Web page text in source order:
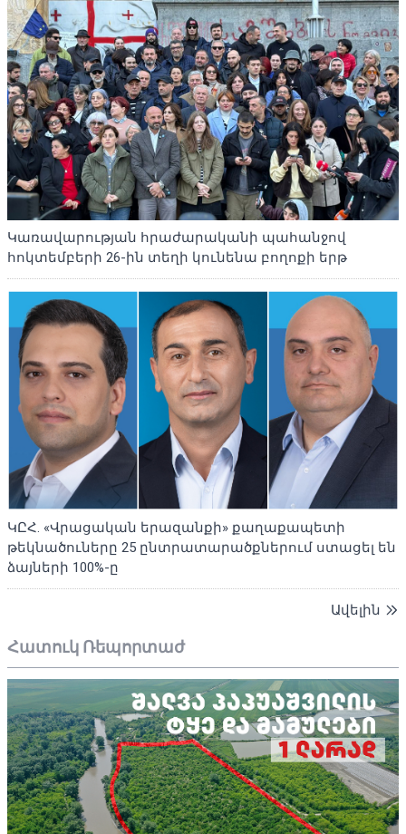
Կառավարության հրաժարականի պահանջով
հոկտեմբերի 26-ին տեղի կունենա բողոքի երթ
ԿԸՀ. «Վրացական երազանքի» քաղաքապետի
թեկնածուները 25 ընտրատարածքներում ստացել են
ձայների 100%-ը
Ավելին
Հատուկ Ռեպորտաժ